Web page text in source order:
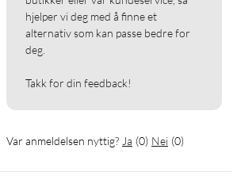
hjelper vi deg med å finne et
alternativ som kan passe bedre for
deg.
Takk for din feedback!
Var anmeldelsen nyttig? Ja (0) Nei (0)